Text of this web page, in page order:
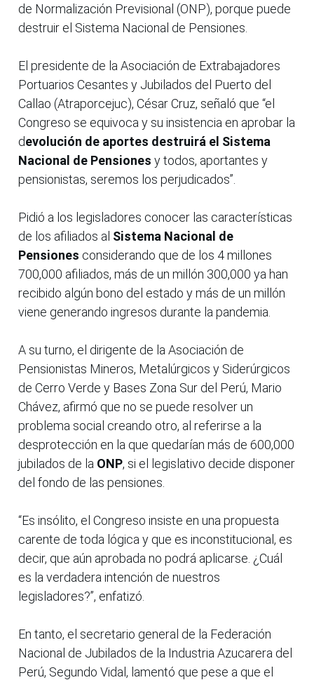
de Normalización Previsional (ONP), porque puede
destruir el Sistema Nacional de Pensiones.
El presidente de la Asociación de Extrabajadores
Portuarios Cesantes y Jubilados del Puerto del
Callao (Atraporcejuc), César Cruz, señaló que “el
Congreso se equivoca y su insistencia en aprobar la
devolución de aportes destruirá el Sistema
Nacional de Pensiones y todos, aportantes y
pensionistas, seremos los perjudicados”.
Pidió a los legisladores conocer las características
de los afiliados al Sistema Nacional de
Pensiones considerando que de los 4 millones
700,000 afiliados, más de un millón 300,000 ya han
recibido algún bono del estado y más de un millón
viene generando ingresos durante la pandemia.
A su turno, el dirigente de la Asociación de
Pensionistas Mineros, Metalúrgicos y Siderúrgicos
de Cerro Verde y Bases Zona Sur del Perú, Mario
Chávez, afirmó que no se puede resolver un
problema social creando otro, al referirse a la
desprotección en la que quedarían más de 600,000
jubilados de la ONP, si el legislativo decide disponer
del fondo de las pensiones.
“Es insólito, el Congreso insiste en una propuesta
carente de toda lógica y que es inconstitucional, es
decir, que aún aprobada no podrá aplicarse. ¿Cuál
es la verdadera intención de nuestros
legisladores?”, enfatizó.
En tanto, el secretario general de la Federación
Nacional de Jubilados de la Industria Azucarera del
Perú, Segundo Vidal, lamentó que pese a que el